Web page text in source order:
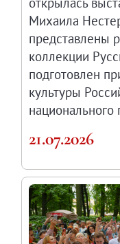
Михаила
представлены
коллекции
подготовлен
культуры
национального
21.07.2026